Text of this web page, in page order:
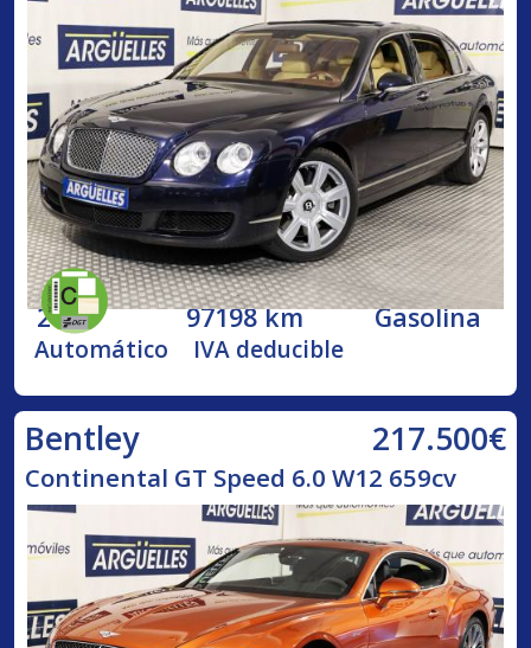
2005 97198 km Gasolina
Automático IVA deducible
Bentley 217.500€
Continental GT Speed 6.0 W12 659cv